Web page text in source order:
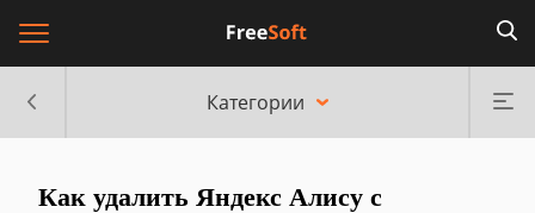
Категории
Как удалить Яндекс Алису с